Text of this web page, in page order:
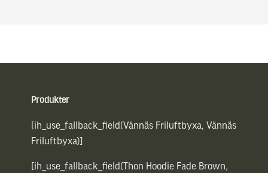
Produkter
[ih_use_fallback_field(Vännäs Friluftbyxa, Vännäs
Friluftbyxa)]
[ih_use_fallback_field(Thon Hoodie Fade Brown,